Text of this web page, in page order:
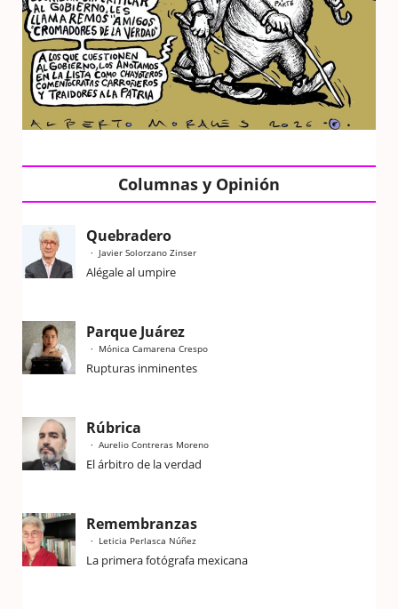
Columnas y Opinión
Quebradero
Javier Solorzano Zinser
Alégale al umpire
Parque Juárez
Mónica Camarena Crespo
Rupturas inminentes
Rúbrica
Aurelio Contreras Moreno
El árbitro de la verdad
Remembranzas
Leticia Perlasca Núñez
La primera fotógrafa mexicana